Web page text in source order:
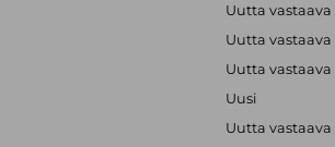
Uutta vastaava
Uutta vastaava
Uutta vastaava
Uusi
Uutta vastaava